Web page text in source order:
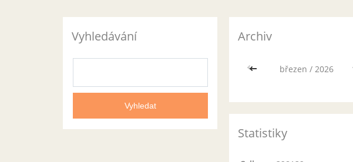
Vyhledávání Archiv
<< březen / 2026
Statistiky